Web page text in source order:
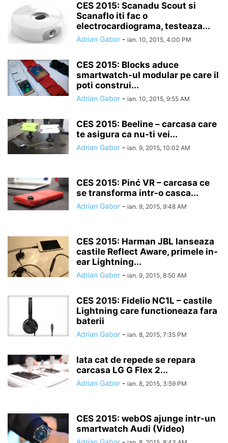
CES 2015: Scanadu Scout si
Scanaflo iti fac o
electrocardiograma, testeaza...
Adrian Gabor - ian. 10, 2015, 4:00 PM
CES 2015: Blocks aduce
smartwatch-ul modular pe care il
poti construi...
Adrian Gabor - ian. 10, 2015, 9:55 AM
CES 2015: Beeline – carcasa care
te asigura ca nu-ti vei...
Adrian Gabor - ian. 9, 2015, 10:02 AM
CES 2015: Pinć VR – carcasa ce
se transforma intr-o casca...
Adrian Gabor - ian. 9, 2015, 9:48 AM
CES 2015: Harman JBL lanseaza
castile Reflect Aware, primele in-
ear Lightning...
Adrian Gabor - ian. 9, 2015, 8:50 AM
CES 2015: Fidelio NC1L – castile
Lightning care functioneaza fara
baterii
Adrian Gabor - ian. 8, 2015, 7:35 PM
Iata cat de repede se repara
carcasa LG G Flex 2...
Adrian Gabor - ian. 8, 2015, 3:59 PM
CES 2015: webOS ajunge intr-un
smartwatch Audi (Video)